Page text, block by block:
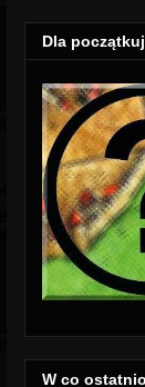
Dla
W co